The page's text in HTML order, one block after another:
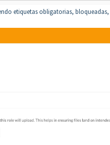
etiquetas obligatorias,